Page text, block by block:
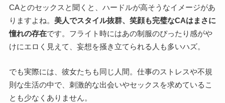
CAとのセックスと聞くと、ハードルが高そうなイメージがあ
りますよね。 美人でスタイル抜群、笑顔も完璧なCAはまさに
憧れの存在です。フライト時にはあの制服のぴったり感がや
けにエロく見えて、妄想を掻き立てられる人も多いハズ。
でも実際には、彼女たちも同じ人間。仕事のストレスや不規
則な生活の中で、刺激的な出会いやセックスを求めているこ
とも少なくありません。